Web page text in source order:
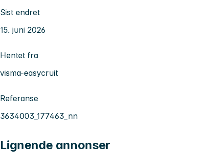
Sist endret
15. juni 2026
Hentet fra
visma-easycruit
Referanse
3634003_177463_nn
Lignende annonser